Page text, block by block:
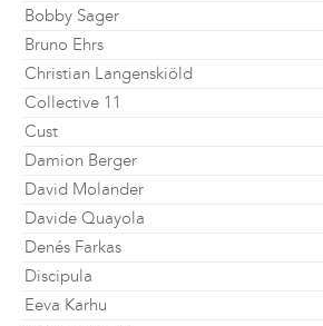
Bobby Sager
Bruno Ehrs
Christian Langenskiöld
Collective 11
Cust
Damion Berger
David Molander
Davide Quayola
Denés Farkas
Discipula
Eeva Karhu